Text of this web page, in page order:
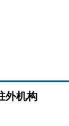
外机构